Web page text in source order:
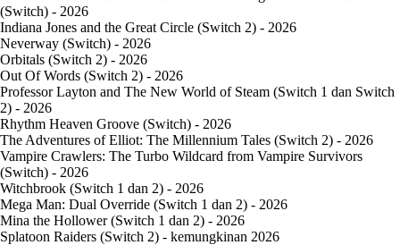
(Switch) - 2026
Indiana Jones and the Great Circle (Switch 2) - 2026
Neverway (Switch) - 2026
Orbitals (Switch 2) - 2026
Out Of Words (Switch 2) - 2026
Professor Layton and The New World of Steam (Switch 1 dan Switch
2) - 2026
Rhythm Heaven Groove (Switch) - 2026
The Adventures of Elliot: The Millennium Tales (Switch 2) - 2026
Vampire Crawlers: The Turbo Wildcard from Vampire Survivors
(Switch) - 2026
Witchbrook (Switch 1 dan 2) - 2026
Mega Man: Dual Override (Switch 1 dan 2) - 2026
Mina the Hollower (Switch 1 dan 2) - 2026
Splatoon Raiders (Switch 2) - kemungkinan 2026